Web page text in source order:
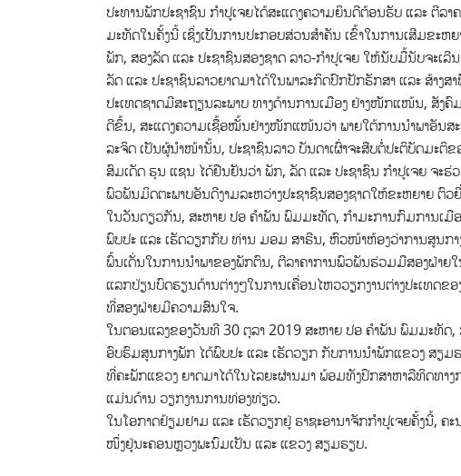
ປະທານພັກປະຊາຊົນ ກໍາປູເຈຍໄດ້ສະແດງຄວາມຍິນດີຕ້ອນຮັບ ແລະ ຕີລ
ມະທັດໃນຄັ້ງນີ້ ເຊິ່ງເປັນການປະກອບສ່ວນສຳຄັນ ເຂົ້າໃນການເສີມຂະ
ພັກ, ສອງລັດ ແລະ ປະຊາຊົນສອງຊາດ ລາວ-ກຳປູເຈຍ ໃຫ້ນັບມື້ນັບຈະເ
ລັດ ແລະ ປະຊາຊົນລາວຍາດມາໄດ້ໃນພາລະກິດປົກປັກຮັກສາ ແລະ ສ້າງ
ປະເທດຊາດມີສະຖຽນລະພາບ ທາງດ້ານການເມືອງ ຢ່າງໜັກແໜ້ນ, ສັງ
ດີຂຶ້ນ, ສະແດງຄວາມເຊື້ອໝັ້ນຢ່າງໜັກແໜ້ນວ່າ ພາຍໃຕ້ການນຳພາອັນສ
ລະຈິດ ເປັນຜູ້ນຳໜ້ານັ້ນ, ປະຊາຊົນລາວ ບັນດາເຜົ່າຈະສືບຕໍ່ປະຕິບັດມະຕິ
ສົມເດັດ ຮຸນ ແຊນ ໄດ້ຢືນຢັນວ່າ ພັກ, ລັດ ແລະ ປະຊາຊົນ ກໍາປູເຈຍ ຈະ
ພົວພັນມິດຕະພາບອັນດີງາມລະຫວ່າງປະຊາຊົນສອງຊາດໃຫ້ຂະຫຍາຍ ຕົວ
ໃນວັນດຽວກັນ, ສະຫາຍ ປອ ຄໍາພັນ ພົມມະທັດ, ກຳມະການກົມການເມື
ພົບປະ ແລະ ເຮັດວຽກກັບ ທ່ານ ມອມ ສາຣີນ, ຫົວໜ້າຫ້ອງວ່າການສູນກ
ພົ້ນເດັ່ນໃນການນຳພາຂອງພັກຕົນ, ຕີລາຄາການພົວພັນຮ່ວມມືສອງຝ່
ແລກປ່ຽນບົດຮຽນດ້ານຕ່າງໆໃນການເຄື່ອນໄຫວວຽກງານຕ່າງປະເທດ
ທີ່ສອງຝ່າຍມີຄວາມສົນໃຈ.
ໃນຕອນແລງຂອງວັນທີ 30 ຕຸລາ 2019 ສະຫາຍ ປອ ຄໍາພັນ ພົມມະທັດ
ອົບຮົມສູນກາງພັກ ໄດ້ພົບປະ ແລະ ເຮັດວຽກ ກັບການນຳພັກແຂວງ ສຽມ
ທີ່ຄະພັກແຂວງ ຍາດມາໄດ້ໃນໄລຍະຜ່ານມາ ພ້ອມທັງປຶກສາຫາລືທິດທາ
ແມ່ນດ້ານ ວຽກງານການທ່ອງທ່ຽວ.
ໃນໂອກາດຢ້ຽມຢາມ ແລະ ເຮັດວຽກຢູ່ ຣາຊະອານາຈັກກຳປູເຈຍຄັ້ງນີ້, ຄ
ໜຶ່ງຢູ່ນະຄອນຫຼວງພະນົມເປັນ ແລະ ແຂວງ ສຽມຣຽບ.